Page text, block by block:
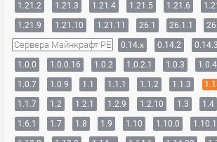
1.21.2
1.21.3 1.21.4 1.21.5 1.21.6
1.21.9
1.21.10 1.21.11 26.1 26.1.1
Сервера Майнкрафт PE 0.14.x 0.14.2 0.14.3
1.0.0
1.0.0.16 1.0.2 1.0.2.1 1.0.3 1.0.4
1.0.7
1.0.9 1.1 1.1.1 1.1.2 1.1.3
1.1.7
1.2 1.2.1 1.2.9 1.2.10 1.3 1.4
1.6.1
1.7 1.8 1.9 1.10 1.10.0 1.10.1